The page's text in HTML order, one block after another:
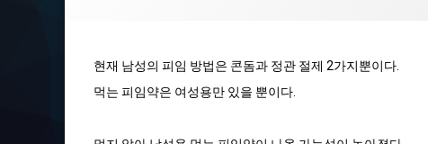
현재 남성의 피임 방법은 콘돔과 정관 절제 2가지뿐이다.
먹는 피임약은 여성용만 있을 뿐이다.